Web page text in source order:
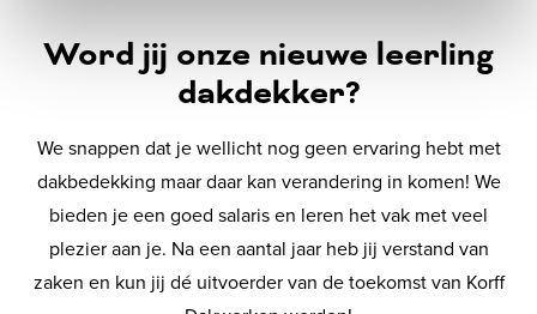
Word jij onze nieuwe leerling
dakdekker?
We snappen dat je wellicht nog geen ervaring hebt met
dakbedekking maar daar kan verandering in komen! We
bieden je een goed salaris en leren het vak met veel
plezier aan je. Na een aantal jaar heb jij verstand van
zaken en kun jij dé uitvoerder van de toekomst van Korff